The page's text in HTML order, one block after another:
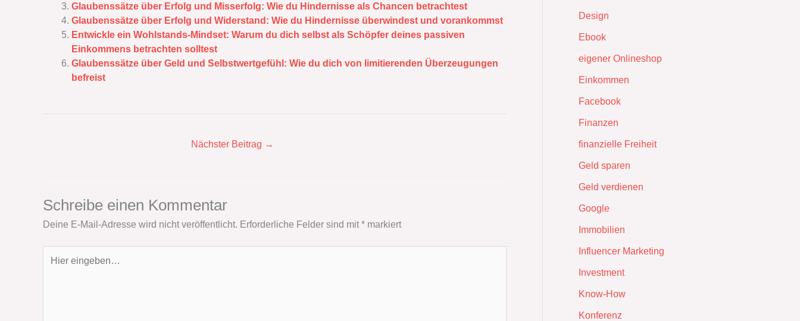
Glaubenssätze über Erfolg und Misserfolg: Wie du Hindernisse als Chancen betrachtest
Glaubenssätze über Erfolg und Widerstand: Wie du Hindernisse überwindest und vorankommst
Entwickle ein Wohlstands-Mindset: Warum du dich selbst als Schöpfer deines passiven
Einkommens betrachten solltest
Glaubenssätze über Geld und Selbstwertgefühl: Wie du dich von limitierenden Überzeugungen
befreist
Nächster Beitrag →
Schreibe einen Kommentar
Deine E-Mail-Adresse wird nicht veröffentlicht. Erforderliche Felder sind mit * markiert
eingeben…
Design
Ebook
eigener Onlineshop
Einkommen
Facebook
Finanzen
finanzielle Freiheit
Geld sparen
Geld verdienen
Google
Immobilien
Influencer Marketing
Investment
Know-How
Konferenz